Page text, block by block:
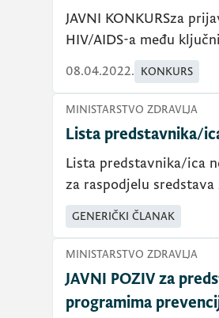
JAVNI KONKURSza
HIV/AIDS-a među
08.04.2022. KONKURS
MINISTARSTVO ZDRAVLJA
Lista predstavnika/
Lista predstavnika/ica
za raspodjelu
GENERIČKI ČLANAK
MINISTARSTVO ZDRAVLJA
JAVNI POZIV za
programima